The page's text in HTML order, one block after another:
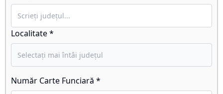
Localitate *
Număr Carte Funciară *